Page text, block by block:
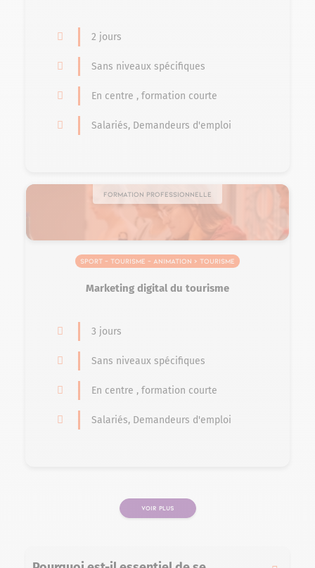
2 jours
Sans niveaux spécifiques
En centre , formation courte
Salariés, Demandeurs d'emploi
Formation professionnelle
Sport – Tourisme – Animation > Tourisme
Marketing digital du tourisme
3 jours
Sans niveaux spécifiques
En centre , formation courte
Salariés, Demandeurs d'emploi
VOIR PLUS